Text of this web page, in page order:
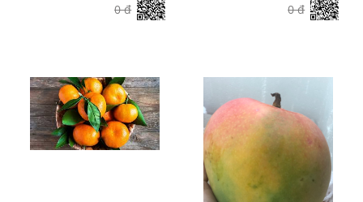
0 đ 0 đ